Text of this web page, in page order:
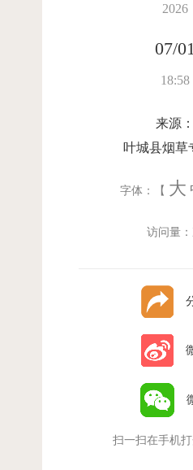
2026
07/
18:58
来源：
叶城县烟草
字体：【 大
访问量：
扫一扫在手机